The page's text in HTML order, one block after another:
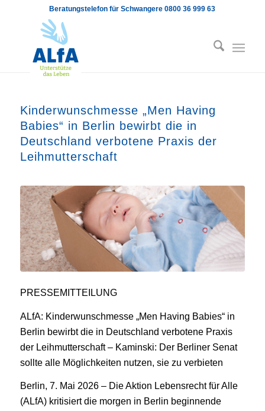
Beratungstelefon für Schwangere 0800 36 999 63
Kinderwunschmesse „Men Having
Babies“ in Berlin bewirbt die in
Deutschland verbotene Praxis der
Leihmutterschaft
PRESSEMITTEILUNG
ALfA: Kinderwunschmesse „Men Having Babies“ in
Berlin bewirbt die in Deutschland verbotene Praxis
der Leihmutterschaft – Kaminski: Der Berliner Senat
sollte alle Möglichkeiten nutzen, sie zu verbieten
Berlin, 7. Mai 2026 – Die Aktion Lebensrecht für Alle
(ALfA) kritisiert die morgen in Berlin beginnende